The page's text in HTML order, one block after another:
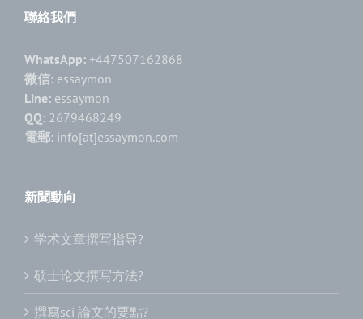
聯絡我們
WhatsApp: +447507162868
微信: essaymon
Line: essaymon
QQ: 2679468249
電郵: info[at]essaymon.com
新聞動向
学术文章撰写指导?
硕士论文撰写方法?
撰寫sci 論文的要點?